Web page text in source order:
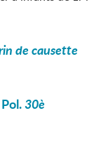
de causette
30è